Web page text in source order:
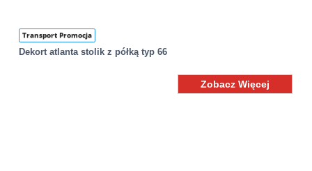
Transport Promocja
Dekort atlanta stolik z półką typ 66
Zobacz Więcej